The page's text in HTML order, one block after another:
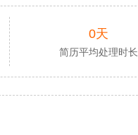
0天
简历平均处理时长